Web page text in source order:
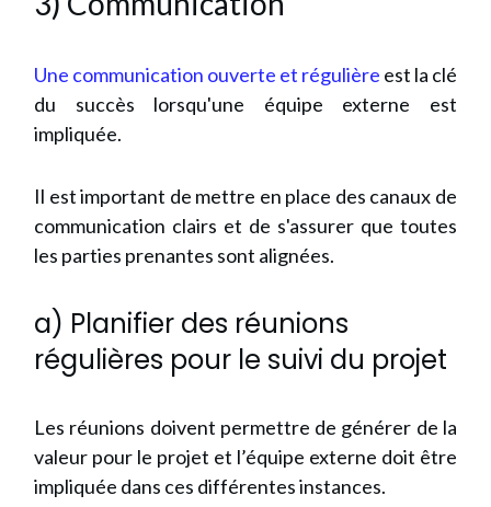
Une communication ouverte et régulière est la clé
du succès lorsqu'une équipe externe est
impliquée.
Il est important de mettre en place des canaux de
communication clairs et de s'assurer que toutes
les parties prenantes sont alignées.
a) Planifier des réunions
régulières pour le suivi du projet
Les réunions doivent permettre de générer de la
valeur pour le projet et l’équipe externe doit être
impliquée dans ces différentes instances.